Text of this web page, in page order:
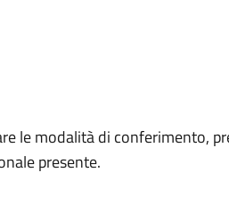
le modalità di conferimento,
presente.